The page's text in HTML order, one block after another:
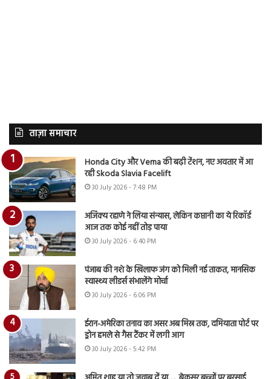
ताज़ा समाचार
Honda City और Verna की बढ़ी टेंशन, नए अवतार में आ
रही Skoda Slavia Facelift
30 July 2026 - 7:48 PM
अजिंक्य रहाणे ने लिया संन्यास, लेकिन कप्तानी का ये रिकॉर्ड
आज तक कोई नहीं तोड़ पाया
30 July 2026 - 6:40 PM
पंजाब की नशे के खिलाफ जंग को मिली नई ताकत, मानसिक
स्वास्थ्य लीडर्स संभालेंगे मोर्चा
30 July 2026 - 6:06 PM
ईरान-अमेरिका तनाव का असर अब मिस्र तक, दमियाता पोर्ट पर
ड्रोन हमले से गैस टैंकर में लगी आग
30 July 2026 - 5:42 PM